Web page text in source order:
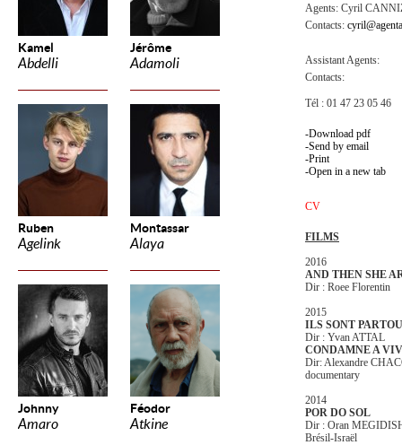
Kamel
Abdelli
Jérôme
Adamoli
Ruben
Agelink
Montassar
Alaya
Johnny
Amaro
Féodor
Atkine
Agents: Cyril
Contacts:
Assistant Agents:
Contacts:
Tél : 01 47 23 05 46
Download pdf
Send by email
Print
Open in a new tab
CV
FILMS
2016
AND THEN SHE
Dir : Roee Florentin
2015
ILS SONT
Dir : Yvan ATTAL
CONDAMNE A
Dir: Alexandre
documentary
2014
POR DO SOL
Dir : Oran
Brésil-Israël